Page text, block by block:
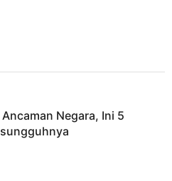
Negara, Ini 5